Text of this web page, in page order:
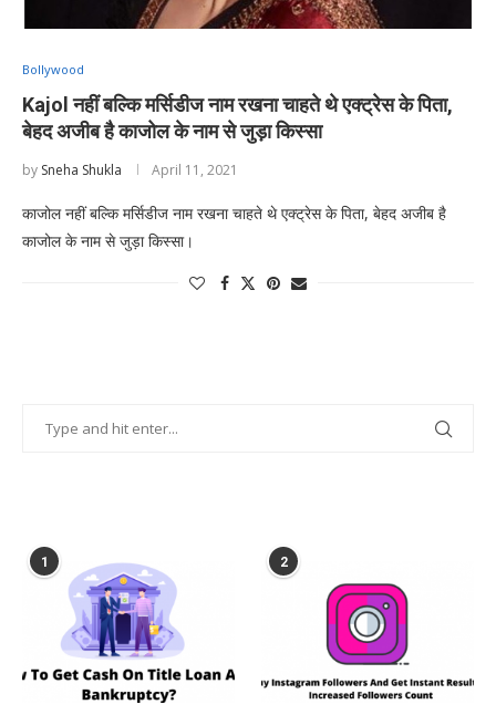
Bollywood
Kajol नहीं बल्कि मर्सिडीज नाम रखना चाहते थे एक्ट्रेस के पिता,
बेहद अजीब है काजोल के नाम से जुड़ा किस्सा
by Sneha Shukla April 11, 2021
काजोल नहीं बल्कि मर्सिडीज नाम रखना चाहते थे एक्ट्रेस के पिता, बेहद अजीब है
काजोल के नाम से जुड़ा किस्सा।
1 2